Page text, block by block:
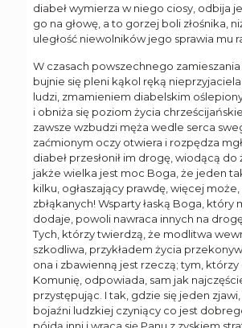
diabeł wymierza w niego ciosy, odbija
go na głowę, a to gorzej boli złośnika,
uległość niewolników jego sprawia mu
W czasach powszechnego
bujnie się pleni kąkol ręką
ludzi, zmamieniem diabelskim
i obniża się poziom życia
zawsze wzbudzi męża wedle serca
zaćmionym oczy otwiera i rozpędza
diabeł przesłonił im drogę, wiodącą do
jakże wielka jest moc Boga, że jeden
kilku, ogłaszający prawdę, więcej może,
zbłąkanych! Wsparty łaską Boga, który
dodaje, powoli nawraca innych na
Tych, którzy twierdzą, że modlitwa
szkodliwa, przykładem życia
ona i zbawienną jest rzeczą; tym, którzy
Komunię, odpowiada, sam jak
przystępując. I tak, gdzie się jeden
bojaźni ludzkiej czyniący co jest